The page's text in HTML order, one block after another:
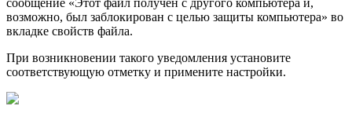
возможно, был заблокирован с целью защиты компьютера» во
вкладке свойств файла.
При возникновении такого уведомления установите
соответствующую отметку и примените настройки.